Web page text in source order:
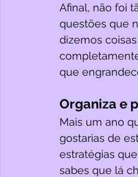
Afinal, não foi
questões que
dizemos
que
Organiza e
Mais um ano
gostarias de
estratégias
sabes que lá